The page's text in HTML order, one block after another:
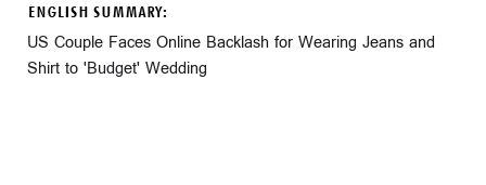
ENGLISH SUMMARY:
US Couple Faces Online Backlash for Wearing Jeans and
Shirt to 'Budget' Wedding